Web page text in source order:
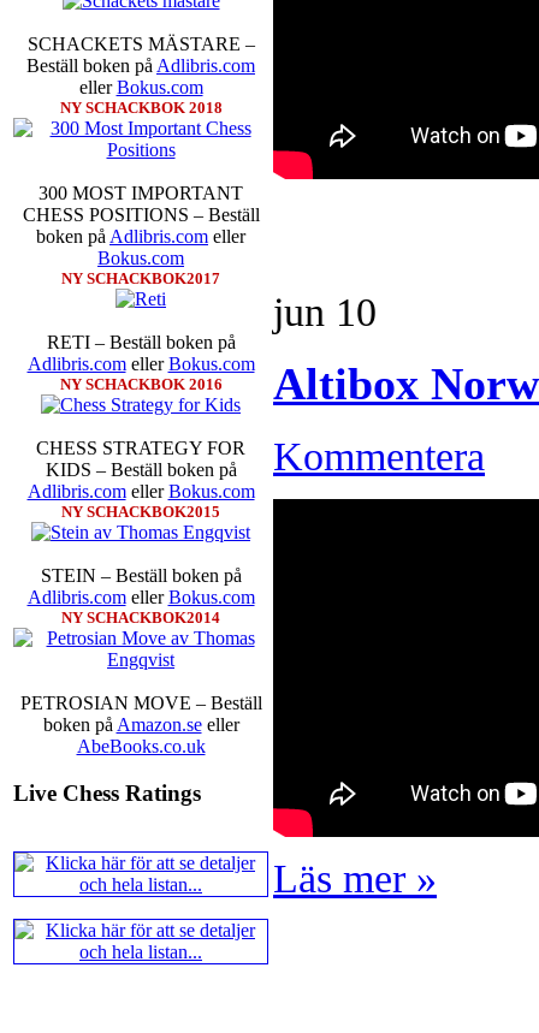
SCHACKETS MÄSTARE –
Beställ boken på Adlibris.com
ellerBokus.com
NY SCHACKBOK 2018
300 MOST IMPORTANT
CHESS POSITIONS – Beställ
boken på Adlibris.com eller
Bokus.com
NY SCHACKBOK2017
RETI – Beställ boken på
Adlibris.comellerBokus.com
NY SCHACKBOK 2016
CHESS STRATEGY FOR
KIDS – Beställ boken på
Adlibris.comellerBokus.com
NY SCHACKBOK2015
STEIN – Beställ boken på
Adlibris.comellerBokus.com
NY SCHACKBOK2014
PETROSIAN MOVE – Beställ
boken på Amazon.seeller
AbeBooks.co.uk
Live Chess Ratings
Den sjunde upplagan av
som för övrigt är den starkaste
möten:Ding Liren-Wesley
schack. Enligt Carlsen är det
Ernst.Mitt stalltips är att
jun 10
Altibox
Kommentera
Läs mer »